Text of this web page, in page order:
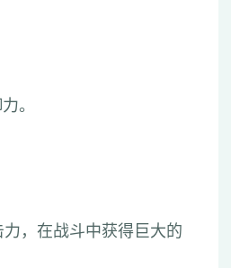
。
，在战斗中获得巨大的